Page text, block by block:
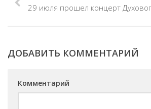
29 июля прошел концерт
ДОБАВИТЬ КОММЕНТАРИЙ
Комментарий